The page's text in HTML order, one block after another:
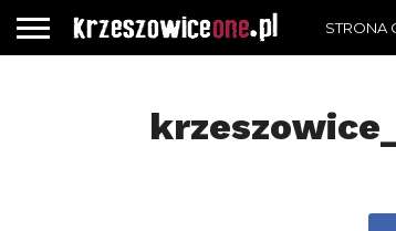
STRONA